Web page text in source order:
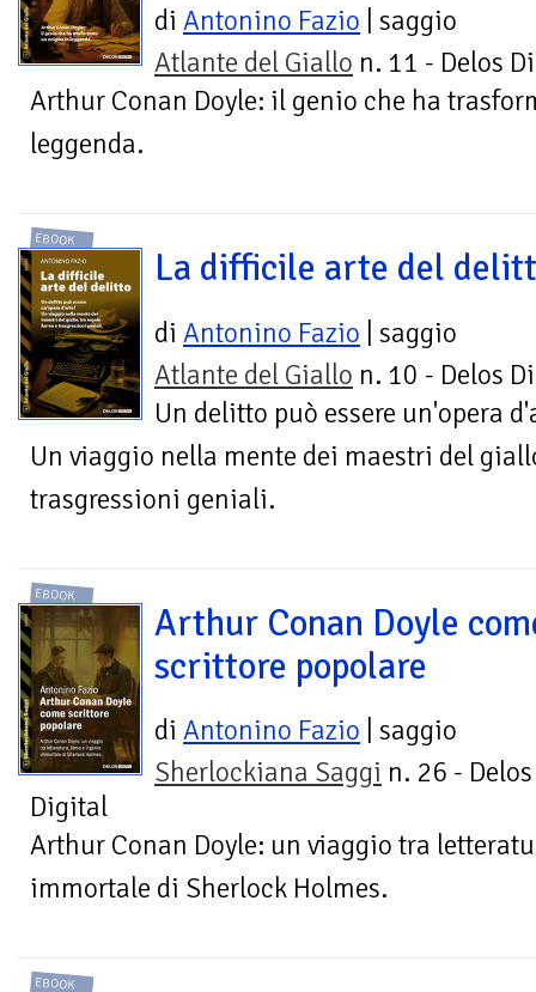
di Antonino Fazio | saggio
Atlante del Giallo n. 11 - Delos
Arthur Conan Doyle: il genio che ha
leggenda.
EBOOK
La difficile arte del
di Antonino Fazio | saggio
Atlante del Giallo n. 10 - Delos
Un delitto può essere un'opera
Un viaggio nella mente dei maestri del
trasgressioni geniali.
EBOOK
Arthur Conan Doyle
scrittore popolare
di Antonino Fazio | saggio
Sherlockiana Saggi n. 26 - Delos
Digital
Arthur Conan Doyle: un viaggio tra
immortale di Sherlock Holmes.
EBOOK